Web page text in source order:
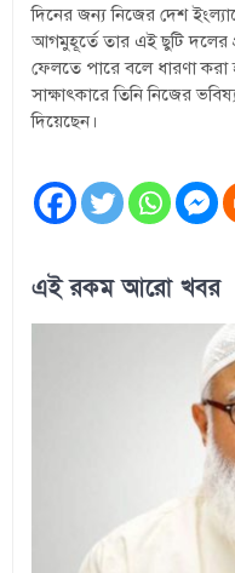
দিনের জন্য নিজের দেশ
আগমুহূর্তে তার এই ছুটি দলের
ফেলতে পারে বলে ধারণা করা
সাক্ষাৎকারে তিনি নিজের
দিয়েছেন।
এই রকম আরো খবর